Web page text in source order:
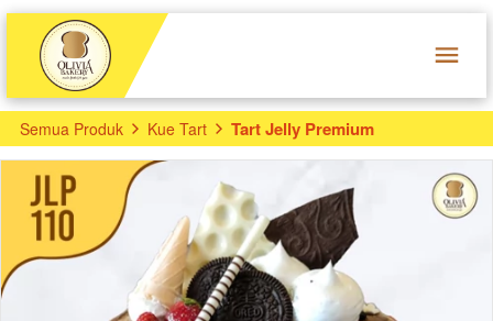
Semua Produk Kue Tart Tart Jelly Premium